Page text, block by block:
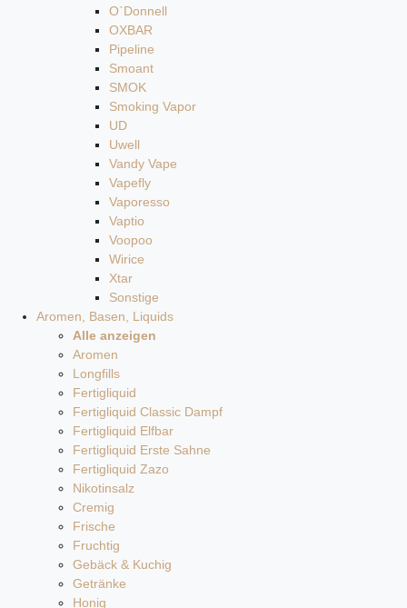
O`Donnell
OXBAR
Pipeline
Smoant
SMOK
Smoking Vapor
UD
Uwell
Vandy Vape
Vapefly
Vaporesso
Vaptio
Voopoo
Wirice
Xtar
Sonstige
Aromen, Basen, Liquids
Alle anzeigen
Aromen
Longfills
Fertigliquid
Fertigliquid Classic Dampf
Fertigliquid Elfbar
Fertigliquid Erste Sahne
Fertigliquid Zazo
Nikotinsalz
Cremig
Frische
Fruchtig
Gebäck & Kuchig
Getränke
Honig